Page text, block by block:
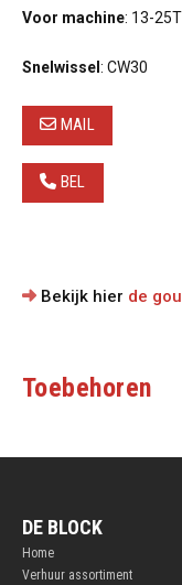
Voor machine: 13-25T
Snelwissel : CW30
MAIL
BEL
Bekijk hier de
Toebehoren
DE BLOCK
Home
Verhuur assortiment